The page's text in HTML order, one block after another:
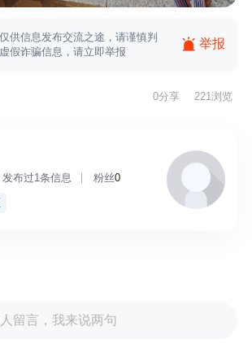
供信息发布交流之途，请谨慎判
假诈骗信息，请立即举报
举报
0分享 221浏览
发布过1条信息 粉丝0
留言，我来说两句